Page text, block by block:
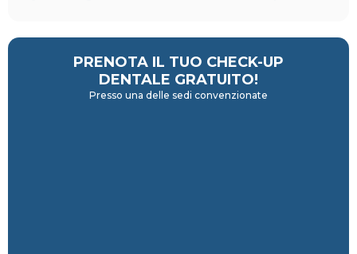
PRENOTA IL TUO CHECK-UP
DENTALE GRATUITO!
Presso una delle sedi convenzionate